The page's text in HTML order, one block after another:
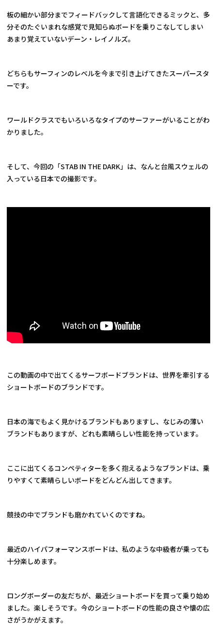
板の細かい部分までフィードバックして言語化できるミックと、多
分そのたぐいまれな感覚で見知らぬボードを乗りこなしてしまい
あまり覚えていないデーン・レイノルズ。
どちらもサーフィンのレベルを今まで引き上げてきたスーパースタ
ーです。
ワールドクラスでもいろいろなタイプのサーファーがいることがわ
かりました。
そして、今回の「STAB IN THE DARK」は、なんと台風スウェルの
入っている日本での撮影です。
この動画の中で出てくるサーフボードブランドは、世界を牽引する
ショートボードのブランドです。
日本の海でもよく見かけるブランドもありますし、なじみの薄い
ブランドもありますが、どれも素晴らしい性能を持っています。
ここに出てくるコンペティターを多く抱えるようなブランドは、乗
りやすくて素晴らしいボードをどんどん出してきます。
競技の中でブランドも磨かれていくのですね。
最近のハイパフォーマンスボードは、私のような中級者が乗っても
十分楽しめます。
ロングボーダーの友だちが、最近ショートボードを買って乗り始め
ました。楽しそうです。今のショートボードの性能の良さや懐の広
さがうかがえます。